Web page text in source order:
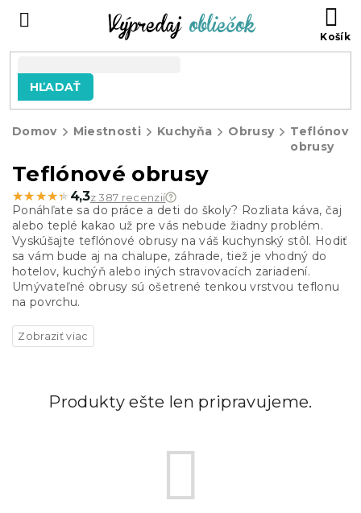
HĽADAŤ
Domov Miestnosti Kuchyňa Obrusy
Teflónové
obrusy
Teflónové obrusy
★★★★★
★★★★★ 4,3z 387 recenzií
Ponáhľate sa do práce a deti do školy? Rozliata káva, čaj
alebo teplé kakao už pre vás nebude žiadny problém.
Vyskúšajte teflónové obrusy na váš kuchynský stôl. Hodiť
sa vám bude aj na chalupe, záhrade, tiež je vhodný do
hotelov, kuchýň alebo iných stravovacích zariadení.
Umývateľné obrusy sú ošetrené tenkou vrstvou teflonu
na povrchu.
Produkty ešte len pripravujeme.